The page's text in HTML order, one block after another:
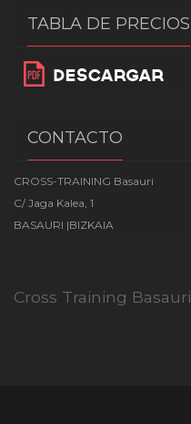
TABLA DE PRECIOS
CONTACTO
CROSS-TRAINING Basauri
C/ Jaga Kalea, 1
BASAURI |BIZKAIA
Cross Training Basauri